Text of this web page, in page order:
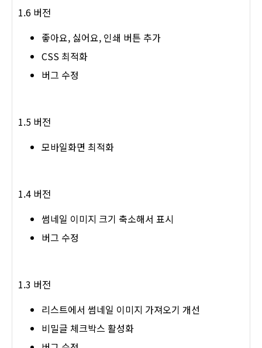
1.6 버전
좋아요, 싫어요, 인쇄 버튼 추가
CSS 최적화
버그 수정
1.5 버전
모바일화면 최적화
1.4 버전
썸네일 이미지 크기 축소해서 표시
버그 수정
1.3 버전
리스트에서 썸네일 이미지 가져오기 개선
비밀글 체크박스 활성화